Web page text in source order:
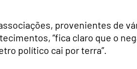
provenientes de
“fica claro que o
político cai por terra”.